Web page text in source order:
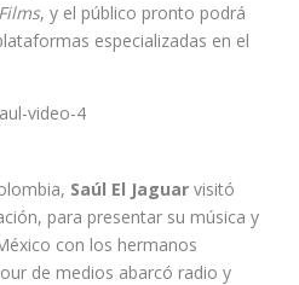
, y el público pronto podrá
especializadas en el
Saúl El Jaguar visitó
para presentar su música y
con los hermanos
de medios abarcó radio y